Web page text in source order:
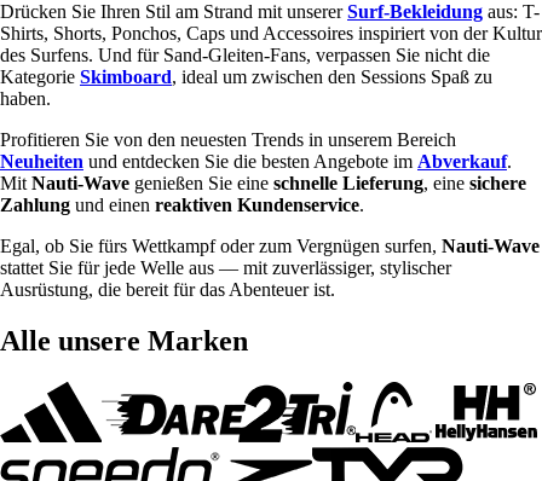
Drücken Sie Ihren Stil am Strand mit unsererSurf-Bekleidung aus: T-
Shirts, Shorts, Ponchos, Caps und Accessoires inspiriert von der Kultur
des Surfens. Und für Sand-Gleiten-Fans, verpassen Sie nicht die
Kategorie Skimboard, ideal um zwischen den Sessions Spaß zu
haben.
Profitieren Sie von den neuesten Trends in unserem Bereich
Neuheiten und entdecken Sie die besten Angebote im Abverkauf.
Mit Nauti-Wave genießen Sie eine schnelle Lieferung, eine sichere
Zahlung und einen reaktiven Kundenservice.
Egal, ob Sie fürs Wettkampf oder zum Vergnügen surfen, Nauti-Wave
stattet Sie für jede Welle aus — mit zuverlässiger, stylischer
Ausrüstung, die bereit für das Abenteuer ist.
Alle unsere Marken